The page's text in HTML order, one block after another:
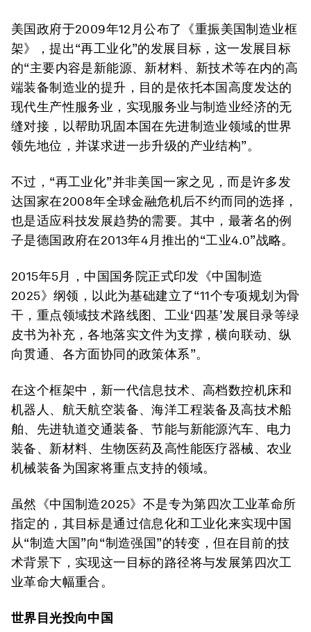
美国政府于2009年12月公布了《重振美国制造业框
架》，提出“再工业化”的发展目标，这一发展目标
的“主要内容是新能源、新材料、新技术等在内的高
端装备制造业的提升，目的是依托本国高度发达的
现代生产性服务业，实现服务业与制造业经济的无
缝对接，以帮助巩固本国在先进制造业领域的世界
领先地位，并谋求进一步升级的产业结构”。
不过，“再工业化”并非美国一家之见，而是许多发
达国家在2008年全球金融危机后不约而同的选择，
也是适应科技发展趋势的需要。其中，最著名的例
子是德国政府在2013年4月推出的“工业4.0”战略。
2015年5月，中国国务院正式印发《中国制造
2025》纲领，以此为基础建立了“11个专项规划为骨
干，重点领域技术路线图、工业‘四基’发展目录等绿
皮书为补充，各地落实文件为支撑，横向联动、纵
向贯通、各方面协同的政策体系”。
在这个框架中，新一代信息技术、高档数控机床和
机器人、航天航空装备、海洋工程装备及高技术船
舶、先进轨道交通装备、节能与新能源汽车、电力
装备、新材料、生物医药及高性能医疗器械、农业
机械装备为国家将重点支持的领域。
虽然《中国制造2025》不是专为第四次工业革命所
指定的，其目标是通过信息化和工业化来实现中国
从“制造大国”向“制造强国”的转变，但在目前的技
术背景下，实现这一目标的路径将与发展第四次工
业革命大幅重合。
世界目光投向中国